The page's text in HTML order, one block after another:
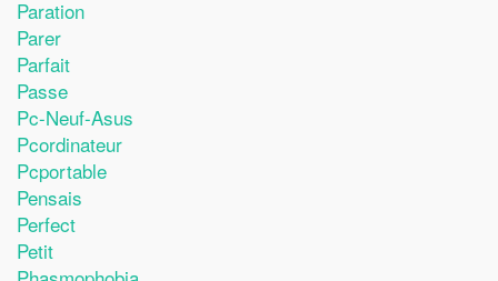
Paration
Parer
Parfait
Passe
Pc-Neuf-Asus
Pcordinateur
Pcportable
Pensais
Perfect
Petit